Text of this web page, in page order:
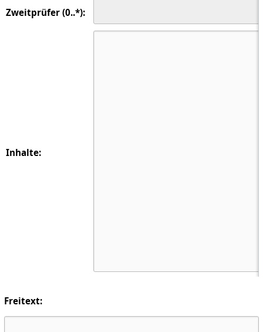
Zweitprüfer (0..*):
Inhalte:
Freitext: